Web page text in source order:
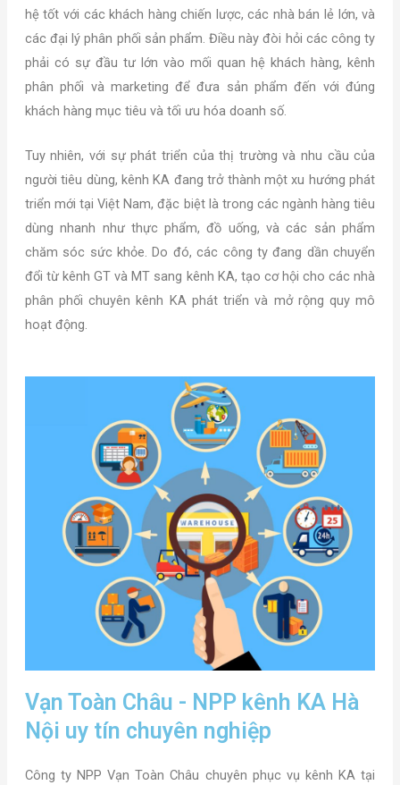
hệ tốt với các khách hàng chiến lược, các nhà bán lẻ lớn, và
các đại lý phân phối sản phẩm. Điều này đòi hỏi các công ty
phải có sự đầu tư lớn vào mối quan hệ khách hàng, kênh
phân phối và marketing để đưa sản phẩm đến với đúng
khách hàng mục tiêu và tối ưu hóa doanh số.
Tuy nhiên, với sự phát triển của thị trường và nhu cầu của
người tiêu dùng, kênh KA đang trở thành một xu hướng phát
triển mới tại Việt Nam, đặc biệt là trong các ngành hàng tiêu
dùng nhanh như thực phẩm, đồ uống, và các sản phẩm
chăm sóc sức khỏe. Do đó, các công ty đang dần chuyển
đổi từ kênh GT và MT sang kênh KA, tạo cơ hội cho các nhà
phân phối chuyên kênh KA phát triển và mở rộng quy mô
hoạt động.
Vạn Toàn Châu - NPP kênh KA Hà
Nội uy tín chuyên nghiệp
Công ty NPP Vạn Toàn Châu chuyên phục vụ kênh KA tại